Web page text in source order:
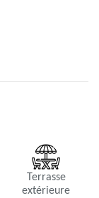
Terrasse
extérieure